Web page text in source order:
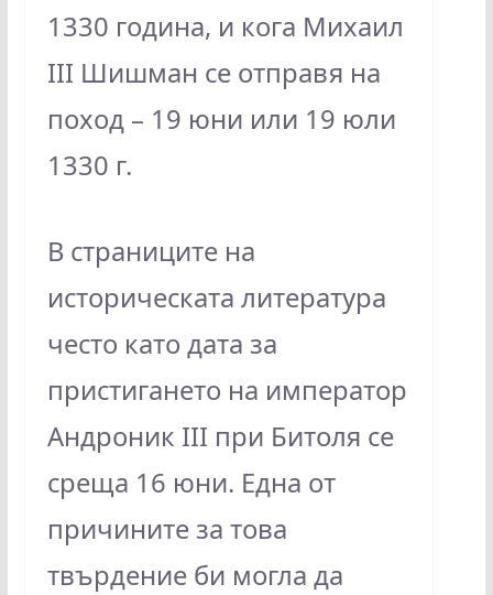
1330 година, и кога Михаил
III Шишман се отправя на
поход – 19 юни или 19 юли
1330 г.
В страниците на
историческата литература
често като дата за
пристигането на император
Андроник III при Битоля се
среща 16 юни. Една от
причините за това
твърдение би могла да